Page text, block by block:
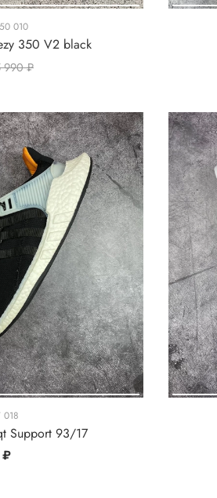
010
350 V2 black
990 ₽
018
Support 93/17